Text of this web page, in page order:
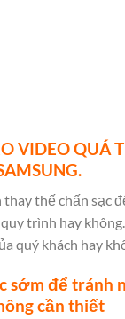
VIDEO QUÁ
thế chấn sạc
trình hay
quý khách hay
sớm để
cần thiết